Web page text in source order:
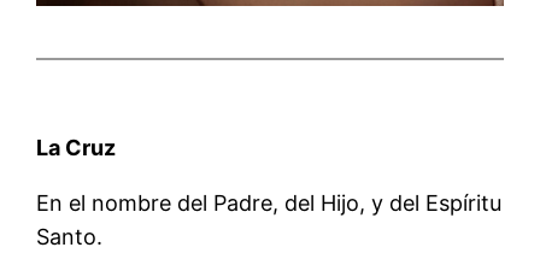
La Cruz
En el nombre del Padre, del Hijo, y del Espíritu
Santo.